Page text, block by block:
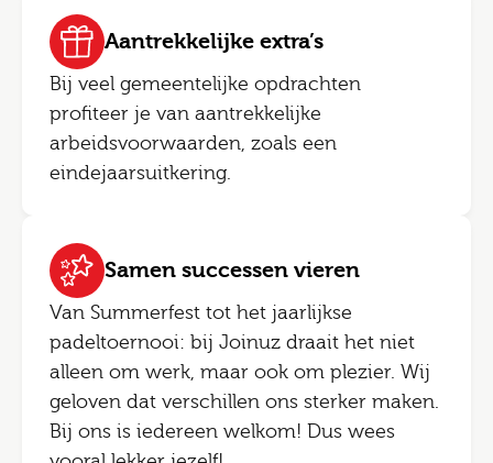
Aantrekkelijke extra’s
Bij veel gemeentelijke opdrachten
profiteer je van aantrekkelijke
arbeidsvoorwaarden, zoals een
eindejaarsuitkering.
Samen successen vieren
Van Summerfest tot het jaarlijkse
padeltoernooi: bij Joinuz draait het niet
alleen om werk, maar ook om plezier. Wij
geloven dat verschillen ons sterker maken.
Bij ons is iedereen welkom! Dus wees